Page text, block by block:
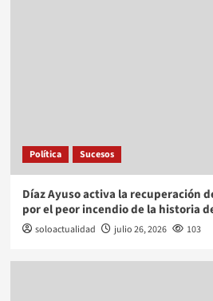
Política Sucesos
Díaz Ayuso activa la recuperación
por el peor incendio de la historia
soloactualidad julio 26, 2026 103